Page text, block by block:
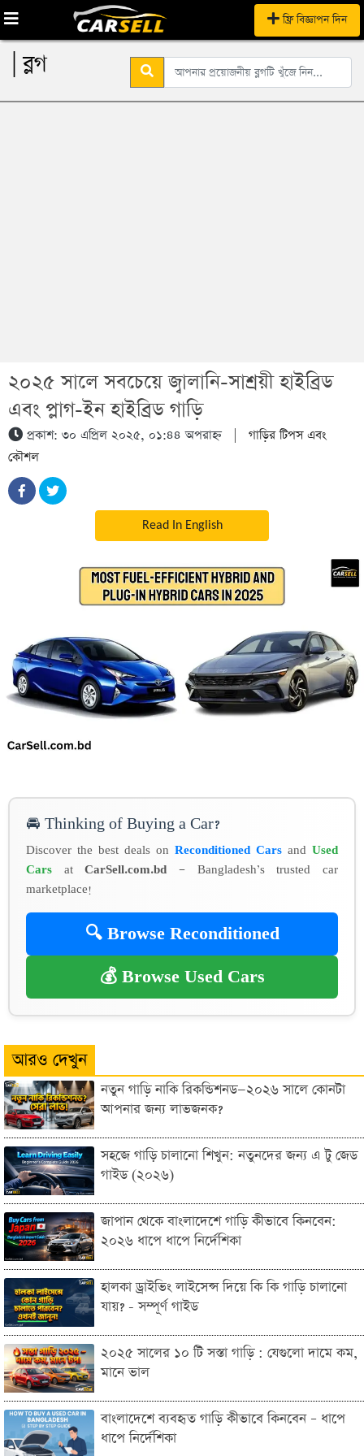
ফ্রি বিজ্ঞাপন দিন
| ব্লগ
২০২৫ সালে সবচেয়ে জ্বালানি-সাশ্রয়ী হাইব্রিড
এবং প্লাগ-ইন হাইব্রিড গাড়ি
প্রকাশ: ৩০ এপ্রিল ২০২৫, ০১:৪৪ অপরাহ্ন| গাড়ির টিপস এবং
কৌশল
Read In English
🚘 Thinking of Buying a Car?
Discover the best deals on Reconditioned Cars and Used
Cars atCarSell.com.bd — Bangladesh’s trusted car
marketplace!
🔍 Browse Reconditioned
💰 Browse Used Cars
আরও দেখুন
নতুন গাড়ি নাকি রিকন্ডিশনড—২০২৬ সালে কোনটা
আপনার জন্য লাভজনক?
সহজে গাড়ি চালানো শিখুন: নতুনদের জন্য এ টু জেড
গাইড (২০২৬)
জাপান থেকে বাংলাদেশে গাড়ি কীভাবে কিনবেন:
২০২৬ ধাপে ধাপে নির্দেশিকা
হালকা ড্রাইভিং লাইসেন্স দিয়ে কি কি গাড়ি চালানো
যায়? - সম্পূর্ণ গাইড
২০২৫ সালের ১০ টি সস্তা গাড়ি : যেগুলো দামে কম,
মানে ভাল
বাংলাদেশে ব্যবহৃত গাড়ি কীভাবে কিনবেন – ধাপে
ধাপে নির্দেশিকা